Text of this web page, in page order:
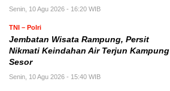
Senin, 10 Agu 2026 - 16:20 WIB
TNI – Polri
Jembatan Wisata Rampung, Persit
Nikmati Keindahan Air Terjun Kampung
Sesor
Senin, 10 Agu 2026 - 15:40 WIB